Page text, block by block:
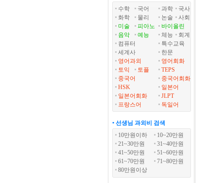
수학
국어 과학
국사
화학
물리 논술
사회
미술
피아노
바이올린
음악
예능 체능
회계
컴퓨터
특수교육
세계사
한문
영어과외
영어회화
토익
토플
TEPS
중국어
중국어회화
HSK
일본어
일본어회화
JLPT
프랑스어
독일어
• 선생님 과외비 검색
10만원이하
10~20만원
21~30만원
31~40만원
41~50만원
51~60만원
61~70만원
71~80만원
80만원이상